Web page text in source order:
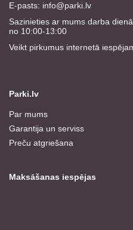
E-pasts: info@parki.lv
Sazinieties ar mums darba
no 10:00-13:00
Veikt pirkumus internetā
Parki.lv
Par mums
Garantija un serviss
Preču atgriešana
Maksāšanas iespējas